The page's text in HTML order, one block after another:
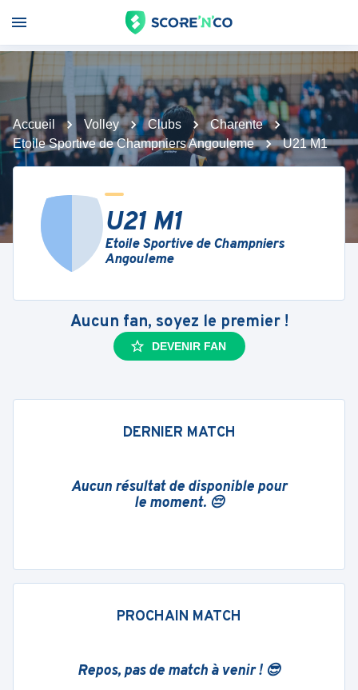
Accueil Volley Clubs
Charente
Etoile Sportive de Champniers Angouleme
U21 M1
U21 M1
Etoile Sportive de Champniers
Angouleme
Aucun fan, soyez le premier !
DEVENIR FAN
DERNIER MATCH
Aucun résultat de disponible pour
le moment. 😔
PROCHAIN MATCH
Repos, pas de match à venir ! 😎